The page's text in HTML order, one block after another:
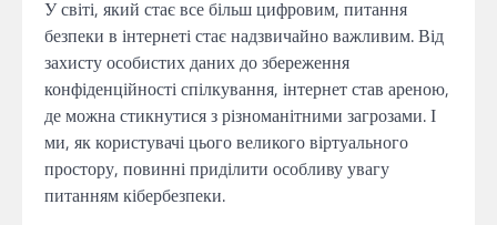
У світі, який стає все більш цифровим, питання
безпеки в інтернеті стає надзвичайно важливим. Від
захисту особистих даних до збереження
конфіденційності спілкування, інтернет став ареною,
де можна стикнутися з різноманітними загрозами. І
ми, як користувачі цього великого віртуального
простору, повинні приділити особливу увагу
питанням кібербезпеки.